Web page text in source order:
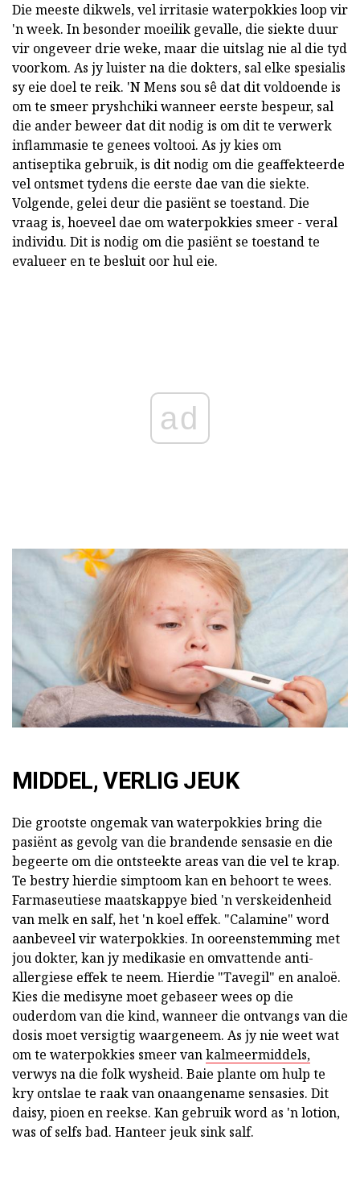
Die meeste dikwels, vel irritasie waterpokkies loop vir
'n week. In besonder moeilik gevalle, die siekte duur
vir ongeveer drie weke, maar die uitslag nie al die tyd
voorkom. As jy luister na die dokters, sal elke spesialis
sy eie doel te reik. 'N Mens sou sê dat dit voldoende is
om te smeer pryshchiki wanneer eerste bespeur, sal
die ander beweer dat dit nodig is om dit te verwerk
inflammasie te genees voltooi. As jy kies om
antiseptika gebruik, is dit nodig om die geaffekteerde
vel ontsmet tydens die eerste dae van die siekte.
Volgende, gelei deur die pasiënt se toestand. Die
vraag is, hoeveel dae om waterpokkies smeer - veral
individu. Dit is nodig om die pasiënt se toestand te
evalueer en te besluit oor hul eie.
ad
MIDDEL, VERLIG JEUK
Die grootste ongemak van waterpokkies bring die
pasiënt as gevolg van die brandende sensasie en die
begeerte om die ontsteekte areas van die vel te krap.
Te bestry hierdie simptoom kan en behoort te wees.
Farmaseutiese maatskappye bied 'n verskeidenheid
van melk en salf, het 'n koel effek. "Calamine" word
aanbeveel vir waterpokkies. In ooreenstemming met
jou dokter, kan jy medikasie en omvattende anti-
allergiese effek te neem. Hierdie "Tavegil" en analoë.
Kies die medisyne moet gebaseer wees op die
ouderdom van die kind, wanneer die ontvangs van die
dosis moet versigtig waargeneem. As jy nie weet wat
om te waterpokkies smeer vankalmeermiddels,
verwys na die folk wysheid. Baie plante om hulp te
kry ontslae te raak van onaangename sensasies. Dit
daisy, pioen en reekse. Kan gebruik word as 'n lotion,
was of selfs bad. Hanteer jeuk sink salf.